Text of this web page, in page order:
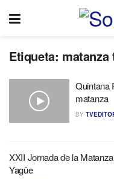
Etiqueta:
Quintana
matanza
BY
XXII Jornada de la
Yagüe